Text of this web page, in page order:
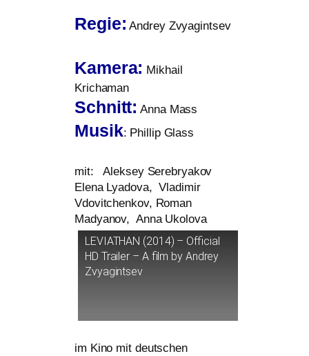
Regie: Andrey Zvyagintsev
Kamera: Mikhail
Krichaman
Schnitt: Anna Mass
Musik: Phillip Glass
mit: Aleksey Serebryakov
Elena Lyadova, Vladimir
Vdovitchenkov, Roman
Madyanov, Anna Ukolova
LEVIATHAN (2014) – Official
HD Trailer – A film by Andrey
Zvyagintsev
im Kino mit deut­schen